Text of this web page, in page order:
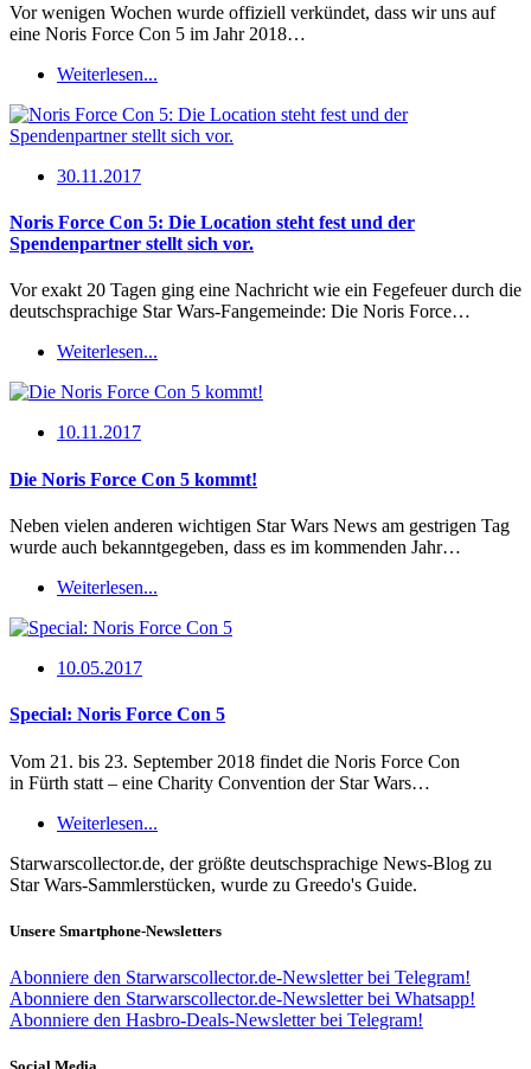
Vor wenigen Wochen wurde offiziell verkündet, dass wir uns auf
eine Noris Force Con 5 im Jahr 2018…
Weiterlesen...
30.11.2017
Noris Force Con 5: Die Location steht fest und der
Spendenpartner stellt sich vor.
Vor exakt 20 Tagen ging eine Nachricht wie ein Fegefeuer durch die
deutschsprachige Star Wars-Fangemeinde: Die Noris Force…
Weiterlesen...
10.11.2017
Die Noris Force Con 5 kommt!
Neben vielen anderen wichtigen Star Wars News am gestrigen Tag
wurde auch bekanntgegeben, dass es im kommenden Jahr…
Weiterlesen...
10.05.2017
Special: Noris Force Con 5
Vom 21. bis 23. September 2018 findet die Noris Force Con
in Fürth statt – eine Charity Convention der Star Wars…
Weiterlesen...
Starwarscollector.de, der größte deutschsprachige News-Blog zu
Star Wars-Sammlerstücken, wurde zu Greedo's Guide.
Unsere Smartphone-Newsletters
Abonniere den Starwarscollector.de-Newsletter bei Telegram!
Abonniere den Starwarscollector.de-Newsletter bei Whatsapp!
Abonniere den Hasbro-Deals-Newsletter bei Telegram!